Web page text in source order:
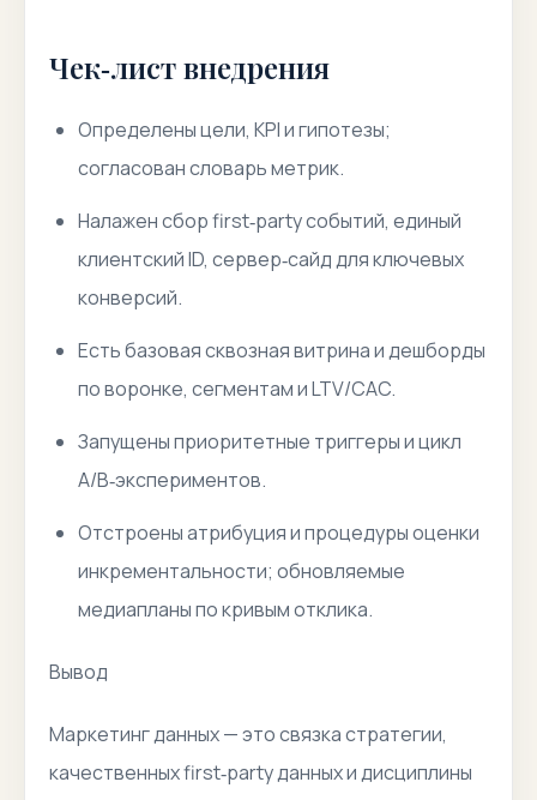
Чек‑лист внедрения
Определены цели, KPI и гипотезы;
согласован словарь метрик.
Налажен сбор first‑party событий, единый
клиентский ID, сервер‑сайд для ключевых
конверсий.
Есть базовая сквозная витрина и дешборды
по воронке, сегментам и LTV/CAC.
Запущены приоритетные триггеры и цикл
A/B‑экспериментов.
Отстроены атрибуция и процедуры оценки
инкрементальности; обновляемые
медиапланы по кривым отклика.
Вывод
Маркетинг данных — это связка стратегии,
качественных first‑party данных и дисциплины